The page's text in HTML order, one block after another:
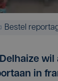
Bestel
wil
in